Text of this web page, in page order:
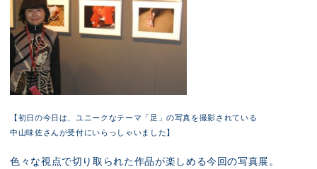
【初日の今日は、ユニークなテーマ「足」の写真を撮影されている
中山味佐さんが受付にいらっしゃいました】
色々な視点で切り取られた作品が楽しめる今回の写真展。